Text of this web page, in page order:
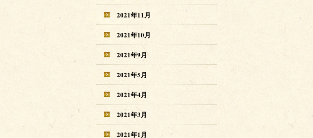
2021年11月
2021年10月
2021年9月
2021年5月
2021年4月
2021年3月
2021年1月